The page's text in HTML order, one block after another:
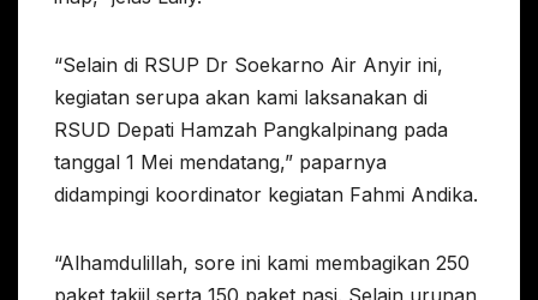
“Selain di RSUP Dr Soekarno Air Anyir ini,
kegiatan serupa akan kami laksanakan di
RSUD Depati Hamzah Pangkalpinang pada
tanggal 1 Mei mendatang,” paparnya
didampingi koordinator kegiatan Fahmi Andika.
“Alhamdulillah, sore ini kami membagikan 250
paket takjil serta 150 paket nasi. Selain urunan